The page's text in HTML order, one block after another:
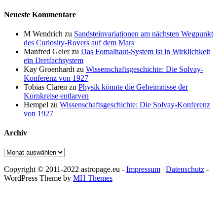
Neueste Kommentare
M Wendrich zu Sandsteinvariationen am nächsten Wegpunkt
des Curiosity-Rovers auf dem Mars
Manfred Geierzu Das Fomalhaut-System ist in Wirklichkeit
ein Dreifachsystem
Kay Groenhardt zu Wissenschaftsgeschichte: Die Solvay-
Konferenz von 1927
Tobias Claren zu Physik könnte die Geheimnisse der
Kornkreise entlarven
Hempel zu Wissenschaftsgeschichte: Die Solvay-Konferenz
von 1927
Archiv
Archiv
Copyright © 2011-2022 astropage.eu - Impressum | Datenschutz -
WordPress Theme by MH Themes